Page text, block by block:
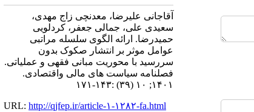
آقاجانی علیرضا، معدنچی زاج مهدی،
سعیدی علی، جمالی جعفر، کردلویی
حمیدرضا. ارائه الگوی سلسله مراتبی
عوامل موثر بر انتشار صکوک بدون
سررسید با محوریت مبانی فقهی و عملیاتی.
فصلنامه سیاست های مالی واقتصادی.
۱۴۰۱; ۱۰ (۳۹) :۱۴۳-۱۷۱
URL: http://qjfep.ir/article-۱-۱۲۸۲-fa.html